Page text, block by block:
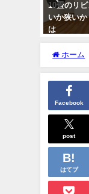
10畳のリ
いか狭い
は
ホーム
Facebook
post
はてブ